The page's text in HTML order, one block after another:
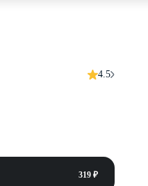
4.5
319 ₽